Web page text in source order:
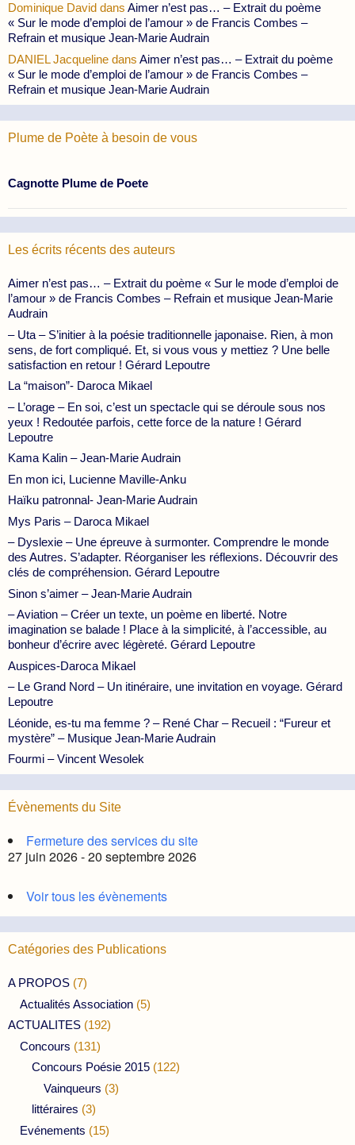
Dominique David dans Aimer n’est pas… – Extrait du poème
« Sur le mode d’emploi de l’amour » de Francis Combes –
Refrain et musique Jean-Marie Audrain
DANIEL Jacqueline dans Aimer n’est pas… – Extrait du poème
« Sur le mode d’emploi de l’amour » de Francis Combes –
Refrain et musique Jean-Marie Audrain
Plume de Poète à besoin de vous
Cagnotte Plume de Poete
Les écrits récents des auteurs
Aimer n’est pas… – Extrait du poème « Sur le mode d’emploi de
l’amour » de Francis Combes – Refrain et musique Jean-Marie
Audrain
– Uta – S’initier à la poésie traditionnelle japonaise. Rien, à mon
sens, de fort compliqué. Et, si vous vous y mettiez ? Une belle
satisfaction en retour ! Gérard Lepoutre
La “maison”- Daroca Mikael
– L’orage – En soi, c’est un spectacle qui se déroule sous nos
yeux ! Redoutée parfois, cette force de la nature ! Gérard
Lepoutre
Kama Kalin – Jean-Marie Audrain
En mon ici, Lucienne Maville-Anku
Haïku patronnal- Jean-Marie Audrain
Mys Paris – Daroca Mikael
– Dyslexie – Une épreuve à surmonter. Comprendre le monde
des Autres. S’adapter. Réorganiser les réflexions. Découvrir des
clés de compréhension. Gérard Lepoutre
Sinon s’aimer – Jean-Marie Audrain
– Aviation – Créer un texte, un poème en liberté. Notre
imagination se balade ! Place à la simplicité, à l’accessible, au
bonheur d’écrire avec légèreté. Gérard Lepoutre
Auspices-Daroca Mikael
– Le Grand Nord – Un itinéraire, une invitation en voyage. Gérard
Lepoutre
Léonide, es-tu ma femme ? – René Char – Recueil : “Fureur et
mystère” – Musique Jean-Marie Audrain
Fourmi – Vincent Wesolek
Évènements du Site
Fermeture des services du site
27 juin 2026 - 20 septembre 2026
Voir tous les évènements
Catégories des Publications
A PROPOS (7)
Actualités Association (5)
ACTUALITES (192)
Concours (131)
Concours Poésie 2015 (122)
Vainqueurs (3)
littéraires (3)
Evénements (15)